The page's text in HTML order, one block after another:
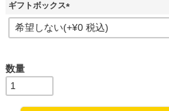
ギフトボックス
(
必